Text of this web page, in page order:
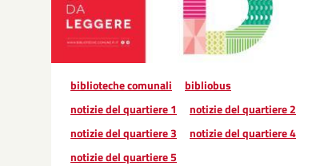
biblioteche comunali
bibliobus
notizie del quartiere 1
notizie del quartiere 2
notizie del quartiere 3
notizie del quartiere 4
notizie del quartiere 5